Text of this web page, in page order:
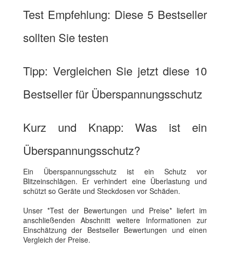
Test Empfehlung: Diese 5 Bestseller
sollten Sie testen
Tipp: Vergleichen Sie jetzt diese 10
Bestseller für Überspannungsschutz
Kurz und Knapp: Was ist ein
Überspannungsschutz?
Ein Überspannungsschutz ist ein Schutz vor
Blitzeinschlägen. Er verhindert eine Überlastung und
schützt so Geräte und Steckdosen vor Schäden.
Unser *Test der Bewertungen und Preise* liefert im
anschließenden Abschnitt weitere Informationen zur
Einschätzung der Bestseller Bewertungen und einen
Vergleich der Preise.